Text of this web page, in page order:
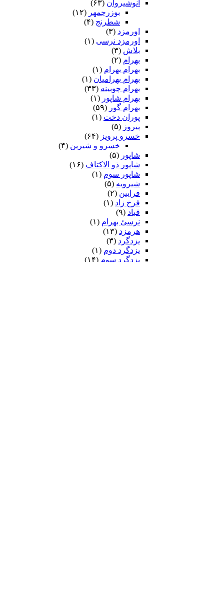
انوشیروان (۶۳)
بوزرجمهر (۱۲)
شطرنج (۴)
اورمزد (۳)
اورمزد نرسى‏ (۱)
بلاش (۳)
بهرام (۲)
بهرام بهرام (۱)
بهرام بهرامیان‏ (۱)
بهرام چوبینه (۳۳)
بهرام شاپور (۱)
بهرام گور (۵۹)
پوران دخت (۱)
پیروز (۵)
خسرو پرویز (۶۴)
خسرو و شیرین (۴)
شاپور (۵)
شاپور ذو الاکتاف (۱۶)
شاپور سوم‏ (۱)
شیرویه (۵)
فرایین (۲)
فرخ زاد (۱)
قباد (۹)
نرسئ بهرام‏ (۱)
هرمزد (۱۳)
یزدگرد (۳)
یزدگرد دوم (۱)
یزدگرد سوم (۱۴)